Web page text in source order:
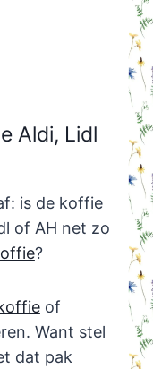
Aldi, Lidl
is de koffie
of AH net zo
?
of
Want stel
dat pak